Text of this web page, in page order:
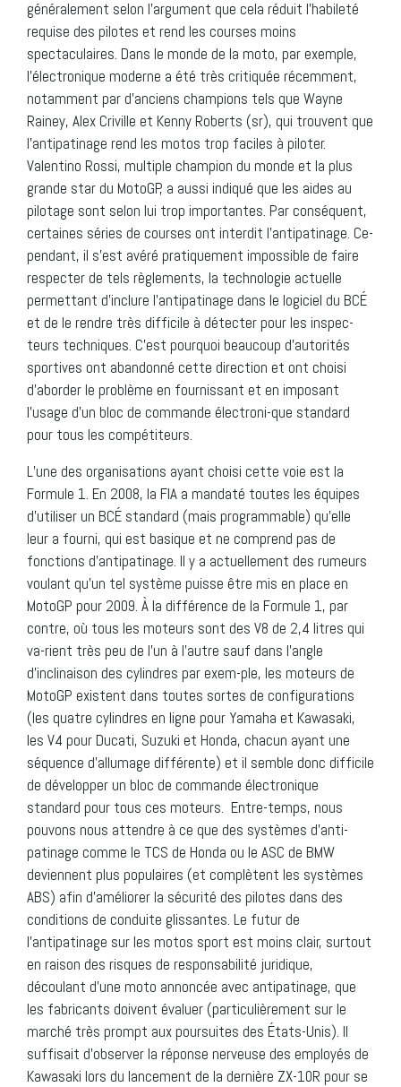
généralement selon l’argument que cela réduit l’habileté
requise des pilotes et rend les courses moins
spectaculaires. Dans le monde de la moto, par exemple,
l’électronique moderne a été très critiquée récemment,
notamment par d’anciens champions tels que Wayne
Rainey, Alex Criville et Kenny Roberts (sr), qui trouvent que
l’antipatinage rend les motos trop faciles à piloter.
Valentino Rossi, multiple champion du monde et la plus
grande star du MotoGP, a aussi indiqué que les aides au
pilotage sont selon lui trop importantes. Par conséquent,
certaines séries de courses ont interdit l’antipatinage. Ce-
pendant, il s’est avéré pratiquement impossible de faire
respecter de tels règlements, la technologie actuelle
permettant d’inclure l’antipatinage dans le logiciel du BCÉ
et de le rendre très difficile à détecter pour les inspec-
teurs techniques. C’est pourquoi beaucoup d’autorités
sportives ont abandonné cette direction et ont choisi
d’aborder le problème en fournissant et en imposant
l’usage d’un bloc de commande électroni-que standard
pour tous les compétiteurs.
L’une des organisations ayant choisi cette voie est la
Formule 1. En 2008, la FIA a mandaté toutes les équipes
d’utiliser un BCÉ standard (mais programmable) qu’elle
leur a fourni, qui est basique et ne comprend pas de
fonctions d’antipatinage. Il y a actuellement des rumeurs
voulant qu’un tel système puisse être mis en place en
MotoGP pour 2009. À la différence de la Formule 1, par
contre, où tous les moteurs sont des V8 de 2,4 litres qui
va-rient très peu de l’un à l’autre sauf dans l’angle
d’inclinaison des cylindres par exem-ple, les moteurs de
MotoGP existent dans toutes sortes de configurations
(les quatre cylindres en ligne pour Yamaha et Kawasaki,
les V4 pour Ducati, Suzuki et Honda, chacun ayant une
séquence d’allumage différente) et il semble donc difficile
de développer un bloc de commande électronique
standard pour tous ces moteurs. Entre-temps, nous
pouvons nous attendre à ce que des systèmes d’anti-
patinage comme le TCS de Honda ou le ASC de BMW
deviennent plus populaires (et complètent les systèmes
ABS) afin d’améliorer la sécurité des pilotes dans des
conditions de conduite glissantes. Le futur de
l’antipatinage sur les motos sport est moins clair, surtout
en raison des risques de responsabilité juridique,
découlant d’une moto annoncée avec antipatinage, que
les fabricants doivent évaluer (particulièrement sur le
marché très prompt aux poursuites des États-Unis). Il
suffisait d’observer la réponse nerveuse des employés de
Kawasaki lors du lancement de la dernière ZX-10R pour se